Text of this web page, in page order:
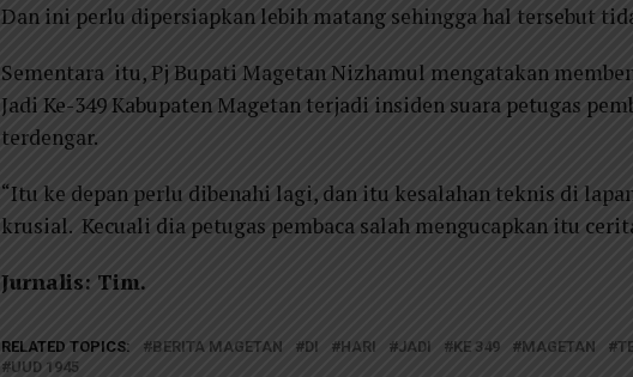
Dan ini perlu dipersiapkan lebih matang sehingga hal tersebut
Sementara itu, Pj Bupati Magetan Nizhamul mengatakan
Jadi Ke-349 Kabupaten Magetan terjadi insiden suara petugas
terdengar.
“Itu ke depan perlu dibenahi lagi, dan itu kesalahan teknis di
krusial. Kecuali dia petugas pembaca salah mengucapkan itu
Jurnalis: Tim.
RELATED TOPICS: BERITA MAGETAN DI HARI JADI KE 349 MAGETAN
UUD 1945